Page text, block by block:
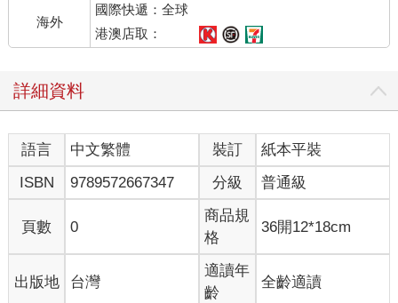
海外
國際快遞：全球
港澳店取：
詳細資料
語言 中文繁體 裝訂
紙本平裝
ISBN
9789572667347 分級 普通級
頁數 0
商品規
格
36開12*18cm
出版地 台灣
適讀年
齡
全齡適讀